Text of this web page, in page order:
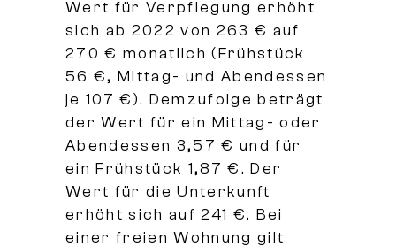
Wert für Verpflegung erhöht
sich ab 2022 von 263 € auf
270 € monatlich (Frühstück
56 €, Mittag- und Abendessen
je 107 €). Demzufolge beträgt
der Wert für ein Mittag- oder
Abendessen 3,57 € und für
ein Frühstück 1,87 €. Der
Wert für die Unterkunft
erhöht sich auf 241 €. Bei
einer freien Wohnung gilt